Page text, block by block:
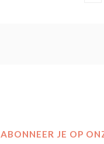
ABONNEER JE OP